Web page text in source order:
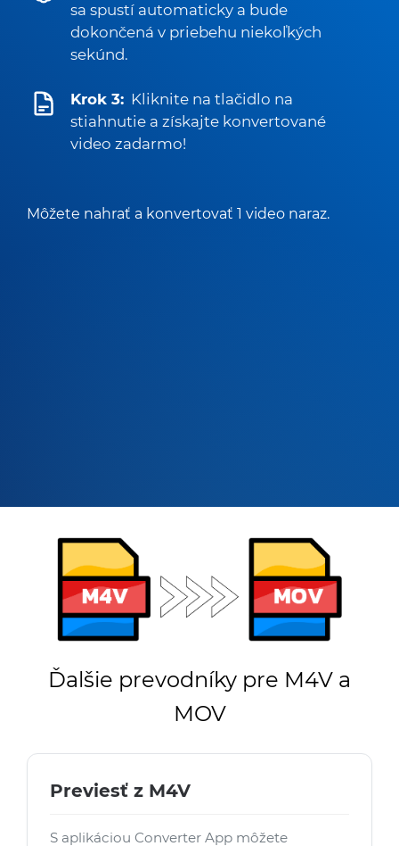
sa spustí automaticky a bude
dokončená v priebehu niekoľkých
sekúnd.
Krok 3: Kliknite na tlačidlo na
stiahnutie a získajte konvertované
video zadarmo!
Môžete nahrať a konvertovať 1 video naraz.
Ďalšie prevodníky pre M4V a
MOV
Previesť z M4V
S aplikáciou Converter App môžete